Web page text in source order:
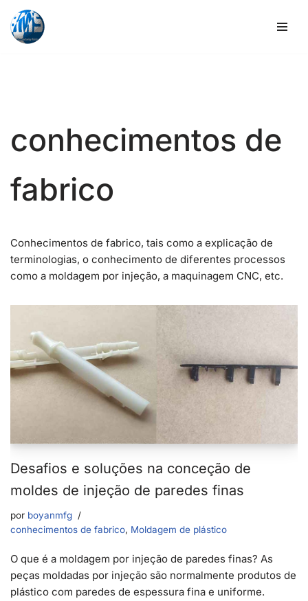
Saltar
conhecimentos de
fabrico
Conhecimentos de fabrico, tais como a explicação de
terminologias, o conhecimento de diferentes processos
como a moldagem por injeção, a maquinagem CNC, etc.
Desafios e soluções na conceção de
moldes de injeção de paredes finas
por boyanmfg
conhecimentos de fabrico, Moldagem de plástico
O que é a moldagem por injeção de paredes finas? As
peças moldadas por injeção são normalmente produtos de
plástico com paredes de espessura fina e uniforme.